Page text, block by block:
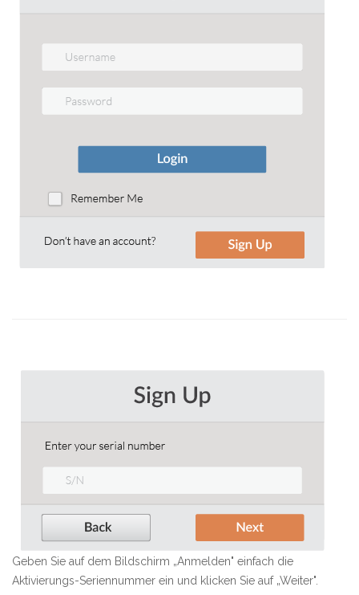
Geben Sie auf dem Bildschirm „Anmelden" einfach die
Aktivierungs-Seriennummer ein und klicken Sie auf „Weiter".